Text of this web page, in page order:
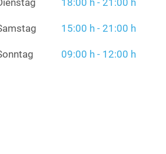
18:00 h - 21:00 h
15:00 h - 21:00 h
09:00 h - 12:00 h